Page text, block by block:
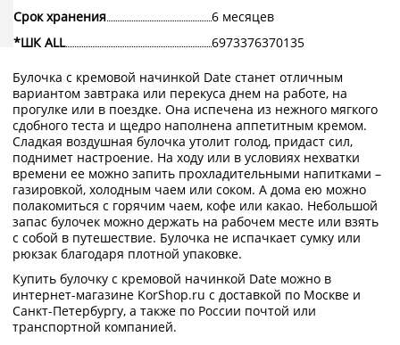
Срок хранения
6 месяцев
*ШК ALL
6973376370135
Булочка с кремовой начинкой Date станет отличным
вариантом завтрака или перекуса днем на работе, на
прогулке или в поездке. Она испечена из нежного мягкого
сдобного теста и щедро наполнена аппетитным кремом.
Сладкая воздушная булочка утолит голод, придаст сил,
поднимет настроение. На ходу или в условиях нехватки
времени ее можно запить прохладительными напитками –
газировкой, холодным чаем или соком. А дома ею можно
полакомиться с горячим чаем, кофе или какао. Небольшой
запас булочек можно держать на рабочем месте или взять
с собой в путешествие. Булочка не испачкает сумку или
рюкзак благодаря плотной упаковке.
Купить булочку с кремовой начинкой Date можно в
интернет-магазине KorShop.ru с доставкой по Москве и
Санкт-Петербургу, а также по России почтой или
транспортной компанией.